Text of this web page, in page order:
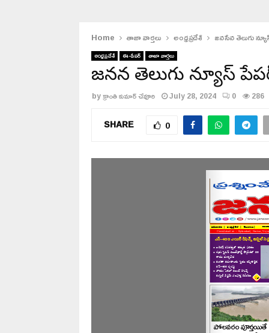
Home తాజా వార్తలు అంధ్రప్రదేశ్ జనసేన తెలుగు
అంధ్రప్రదేశ్ ఈ-పేపర్ తాజా వార్తలు
జనసేన తెలుగు న్యూస్
byక్రాంతి కుమార్ చేవూరి July 28, 2024 0 286
SHARE 0